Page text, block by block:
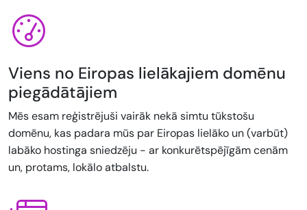
Viens no Eiropas lielākajiem domēnu
piegādātājiem
Mēs esam reģistrējuši vairāk nekā simtu tūkstošu
domēnu, kas padara mūs par Eiropas lielāko un (varbūt)
labāko hostinga sniedzēju - ar konkurētspējīgām cenām
un, protams, lokālo atbalstu.